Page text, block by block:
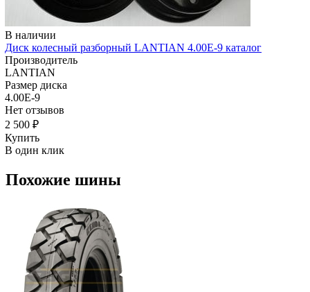
В наличии
Диск колесный разборный LANTIAN 4.00E-9 каталог
Производитель
LANTIAN
Размер диска
4.00E-9
Нет отзывов
2 500 ₽
Купить
В один клик
Похожие шины